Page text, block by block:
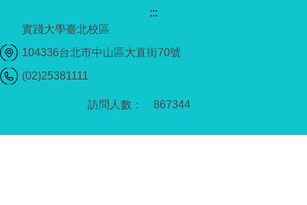
867344
:::
實踐大學臺北校區
104336台北市中山區大直街70號
(02)25381111